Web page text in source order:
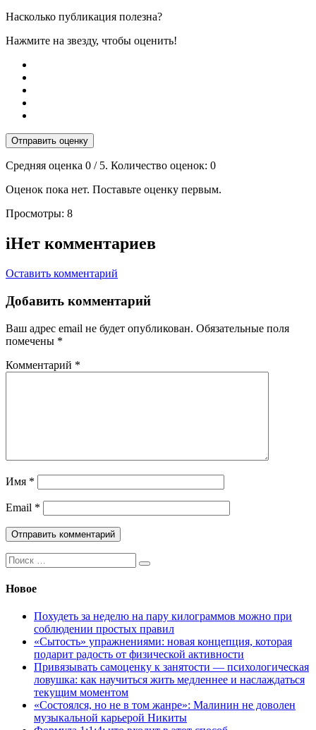
Насколько публикация полезна?
Нажмите на звезду, чтобы оценить!
Отправить оценку
Средняя оценка 0 / 5. Количество оценок: 0
Оценок пока нет. Поставьте оценку первым.
Просмотры: 8
iНет комментариев
Оставить комментарий
Добавить комментарий
Ваш адрес email не будет опубликован. Обязательные поля
помечены *
Комментарий *
Имя *
Email *
Поиск:
Новое
Похудеть за неделю на пару килограммов можно при
соблюдении простых правил
«Сытость» упражнениями: новая концепция, которая
подарит радость от физической активности
Привязывать самоценку к занятости — психологическая
ловушка: как научиться жить медленнее и наслаждаться
текущим моментом
«Состоялся, но не в том жанре»: Малинин не доволен
музыкальной карьерой Никиты